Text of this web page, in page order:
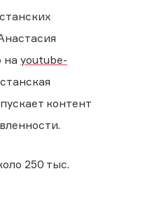
на youtube-
контент
250 тыс.